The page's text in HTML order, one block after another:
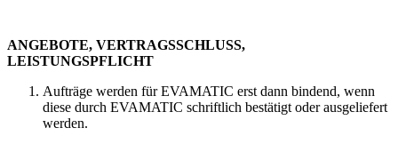
ANGEBOTE, VERTRAGSSCHLUSS,
LEISTUNGSPFLICHT
Aufträge werden für EVAMATIC erst dann bindend, wenn
diese durch EVAMATIC schriftlich bestätigt oder ausgeliefert
werden.